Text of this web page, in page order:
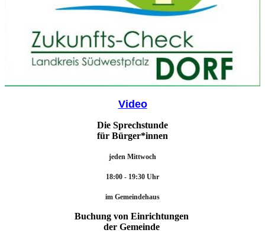
Video
Die Sprechstunde
für Bürger*innen
jeden Mittwoch
18:00 - 19:30 Uhr
im Gemeindehaus
Buchung von Einrichtungen
der Gemeinde